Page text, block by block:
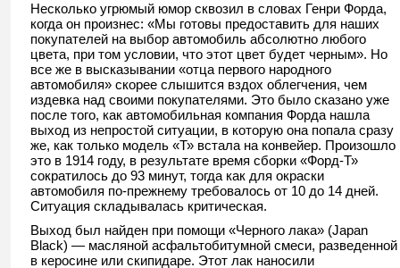
Несколько угрюмый юмор сквозил в словах Генри Форда,
когда он произнес: «Мы готовы предоставить для наших
покупателей на выбор автомобиль абсолютно любого
цвета, при том условии, что этот цвет будет черным». Но
все же в высказывании «отца первого народного
автомобиля» скорее слышится вздох облегчения, чем
издевка над своими покупателями. Это было сказано уже
после того, как автомобильная компания Форда нашла
выход из непростой ситуации, в которую она попала сразу
же, как только модель «Т» встала на конвейер. Произошло
это в 1914 году, в результате время сборки «Форд-Т»
сократилось до 93 минут, тогда как для окраски
автомобиля по-прежнему требовалось от 10 до 14 дней.
Ситуация складывалась критическая.
Выход был найден при помощи «Черного лака» (Japan
Black) — масляной асфальтобитумной смеси, разведенной
в керосине или скипидаре. Этот лак наносили